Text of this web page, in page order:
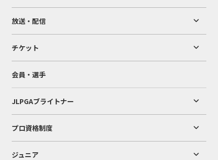
放送・配信
チケット
会員・選手
JLPGAブライトナー
プロ資格制度
ジュニア